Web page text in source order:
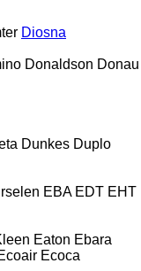
Diosna
Donaldson Donau
Dunkes Duplo
EBA EDT EHT
Eaton Ebara
Ecoca